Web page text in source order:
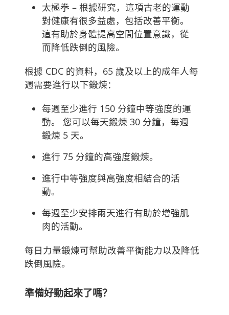
太極拳 – 根據研究，這項古老的運動
對健康有很多益處，包括改善平衡。
這有助於身體提高空間位置意識，從
而降低跌倒的風險。
根據 CDC 的資料，65 歲及以上的成年人每
週需要進行以下鍛煉：
每週至少進行 150 分鐘中等強度的運
動。 您可以每天鍛煉 30 分鐘，每週
鍛煉 5 天。
進行 75 分鐘的高強度鍛煉。
進行中等強度與高強度相結合的活
動。
每週至少安排兩天進行有助於增強肌
肉的活動。
每日力量鍛煉可幫助改善平衡能力以及降低
跌倒風險。
準備好動起來了嗎？